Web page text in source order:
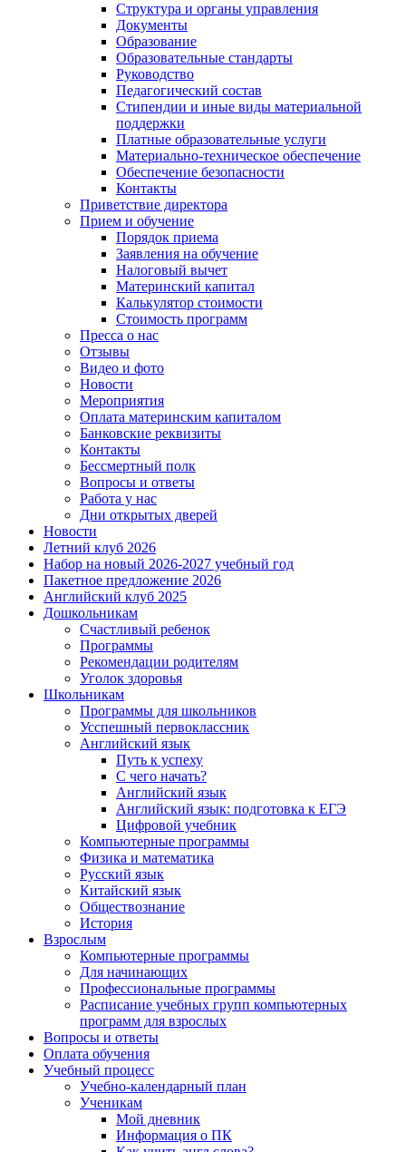
Структура и органы управления
Документы
Образование
Образовательные стандарты
Руководство
Педагогический состав
Стипендии и иные виды материальной
поддержки
Платные образовательные услуги
Материально-техническое обеспечение
Обеспечение безопасности
Контакты
Приветствие директора
Прием и обучение
Порядок приема
Заявления на обучение
Налоговый вычет
Материнский капитал
Калькулятор стоимости
Стоимость программ
Пресса о нас
Отзывы
Видео и фото
Новости
Мероприятия
Оплата материнским капиталом
Банковские реквизиты
Контакты
Бессмертный полк
Вопросы и ответы
Работа у нас
Дни открытых дверей
Новости
Летний клуб 2026
Набор на новый 2026-2027 учебный год
Пакетное предложение 2026
Английский клуб 2025
Дошкольникам
Счастливый ребенок
Программы
Рекомендации родителям
Уголок здоровья
Школьникам
Программы для школьников
Усспешный первоклассник
Английский язык
Путь к успеху
С чего начать?
Английский язык
Английский язык: подготовка к ЕГЭ
Цифровой учебник
Компьютерные программы
Физика и математика
Русский язык
Китайский язык
Обществознание
История
Взрослым
Компьютерные программы
Для начинающих
Профессиональные программы
Расписание учебных групп компьютерных
программ для взрослых
Вопросы и ответы
Оплата обучения
Учебный процесс
Учебно-календарный план
Ученикам
Мой дневник
Информация о ПК